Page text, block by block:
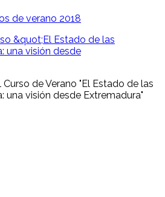
de verano 2018
de Verano "El Estado de las
una visión desde Extremadura"